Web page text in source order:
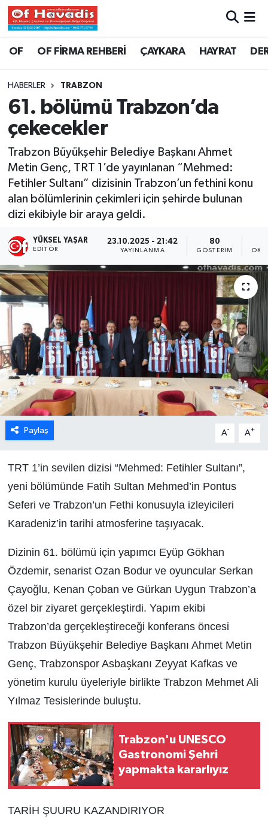
OF OF FİRMA REHBERİ ÇAYKARA HAYRAT
HABERLER TRABZON
61. bölümü Trabzon’da
çekecekler
Trabzon Büyükşehir Belediye Başkanı Ahmet
Metin Genç, TRT 1’de yayınlanan “Mehmed:
Fetihler Sultanı” dizisinin Trabzon’un fethini konu
alan bölümlerinin çekimleri için şehirde bulunan
dizi ekibiyle bir araya geldi.
YÜKSEL YAŞAR
EDITÖR
23.10.2025 - 21:42
YAYINLANMA
80
GÖSTERIM
Paylaş A- A+
TRT 1’in sevilen dizisi “Mehmed: Fetihler Sultanı”,
yeni bölümünde Fatih Sultan Mehmed’in Pontus
Seferi ve Trabzon’un Fethi konusuyla izleyicileri
Karadeniz’in tarihi atmosferine taşıyacak.
Dizinin 61. bölümü için yapımcı Eyüp Gökhan
Özdemir, senarist Ozan Bodur ve oyuncular Serkan
Çayoğlu, Kenan Çoban ve Gürkan Uygun Trabzon’a
özel bir ziyaret gerçekleştirdi. Yapım ekibi
Trabzon’da gerçekleştireceği konferans öncesi
Trabzon Büyükşehir Belediye Başkanı Ahmet Metin
Genç, Trabzonspor Asbaşkanı Zeyyat Kafkas ve
yönetim kurulu üyeleriyle birlikte Trabzon Mehmet Ali
Yılmaz Tesislerinde buluştu.
Trabzon'u UNESCO
Gastronomi Şehri
yapmakta kararlıyız
TARİH ŞUURU KAZANDIRIYOR
Trabzon Nöbetçi Eczaneler
Trabzon Namaz Vakitleri
Trabzon Trafik Yoğunluk Haritası
Süper Lig Puan Durumu ve Fikstür
Tüm Manşetler